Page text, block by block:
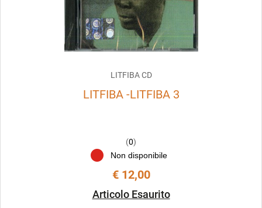
LITFIBA CD
LITFIBA -LITFIBA 3
(0)
Non disponibile
€ 12,00
Articolo Esaurito